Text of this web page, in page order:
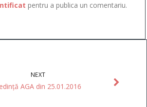
pentru a publica un comentariu.
NEXT
AGA din 25.01.2016